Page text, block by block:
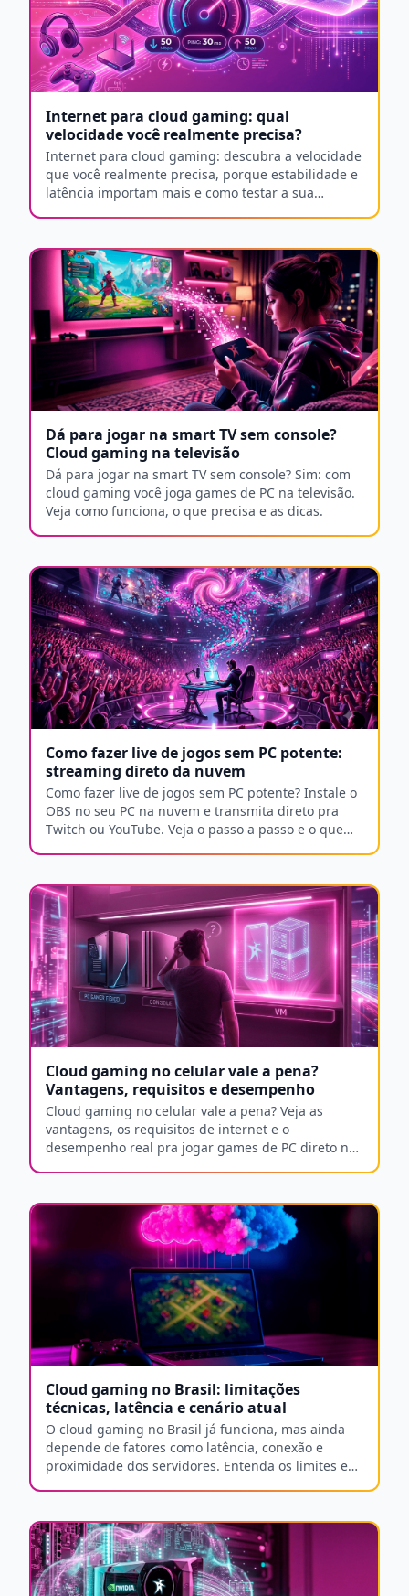
Internet para cloud gaming: qual
velocidade você realmente precisa?
Internet para cloud gaming: descubra a velocidade
que você realmente precisa, porque estabilidade e
latência importam mais e como testar a sua
Dá para jogar na smart TV sem console?
Cloud gaming na televisão
Dá para jogar na smart TV sem console? Sim: com
cloud gaming você joga games de PC na televisão.
Veja como funciona, o que precisa e as dicas.
Como fazer live de jogos sem PC potente:
streaming direto da nuvem
Como fazer live de jogos sem PC potente? Instale o
OBS no seu PC na nuvem e transmita direto pra
Twitch ou YouTube. Veja o passo a passo e o que
Cloud gaming no celular vale a pena?
Vantagens, requisitos e desempenho
Cloud gaming no celular vale a pena? Veja as
vantagens, os requisitos de internet e o
desempenho real pra jogar games de PC direto no
Cloud gaming no Brasil: limitações
técnicas, latência e cenário atual
O cloud gaming no Brasil já funciona, mas ainda
depende de fatores como latência, conexão e
proximidade dos servidores. Entenda os limites e